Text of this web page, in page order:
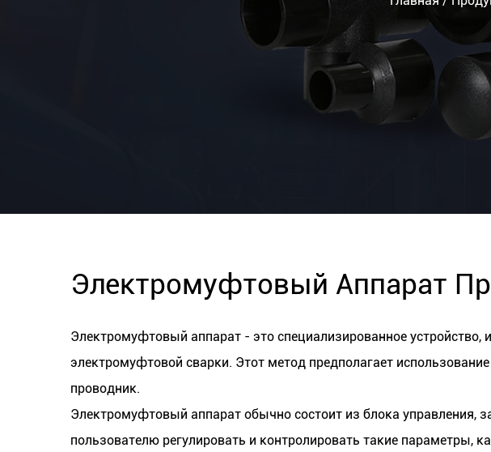
Электромуфтовый Аппарат
Электромуфтовый аппарат - это специализированное
электромуфтовой сварки. Этот метод предполагает
проводник.
Электромуфтовый аппарат обычно состоит из блока управления,
пользователю регулировать и контролировать такие параметры,